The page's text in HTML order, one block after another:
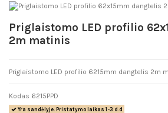
Priglaistomo LED profilio
2m matinis
Priglaistomo LED profilio 6215mm dangtelis 2m
Kodas 6215PPD
Yra sandėlyje. Pristatymo laikas 1-3 d.d